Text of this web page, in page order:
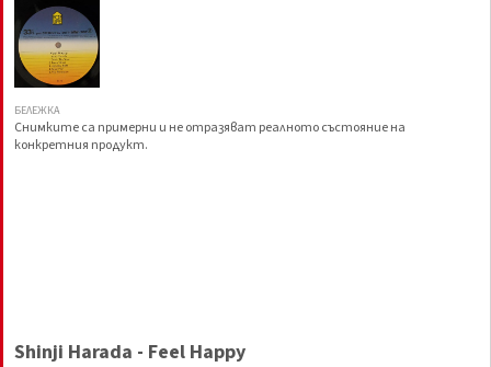
БЕЛЕЖКА
Снимките са примерни и не отразяват реалното състояние на
конкретния продукт.
Shinji Harada - Feel Happy